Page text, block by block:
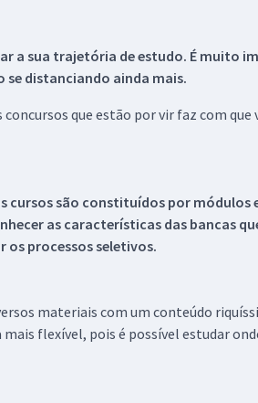
a sua trajetória de estudo. É muito
se distanciando ainda mais.
que estão por vir faz com que
cursos são constituídos por módulos
as características das bancas
processos seletivos.
materiais com um conteúdo
flexível, pois é possível estudar